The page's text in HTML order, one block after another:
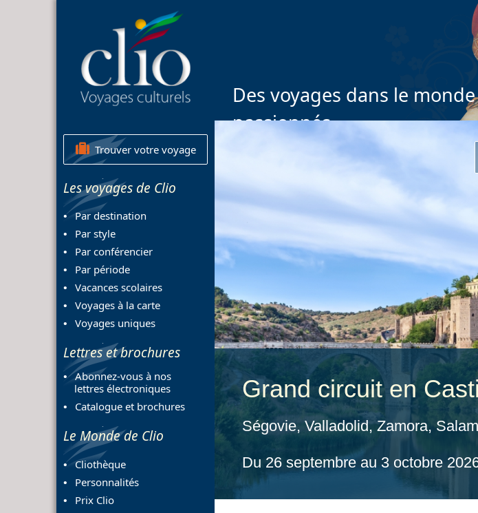
Des voyages dans le
passionnés
Trouver votre voyage
Les voyages de Clio
Par destination
Par style
Par conférencier
Par période
Vacances scolaires
Voyages à la carte
Voyages uniques
Lettres et brochures
Abonnez-vous à nos
lettres électroniques
Catalogue et brochures
Le Monde de Clio
Cliothèque
Personnalités
Prix Clio
Grand circuit en
Ségovie, Valladolid, Zamora,
Du 26 septembre au 3 octobre